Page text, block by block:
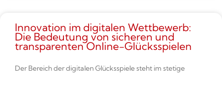
Innovation im digitalen Wettbe­werb:
Die Bedeutung von sicheren und
transparenten Online-Glücksspielen
Der Bereich der digitalen Glücksspiele steht im stetige